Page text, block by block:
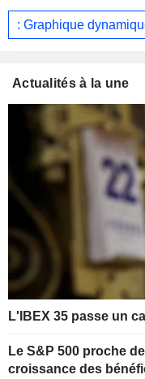
: Graphique
Actualités à la une
L'IBEX 35 passe un
Le S&P 500 proche
croissance des